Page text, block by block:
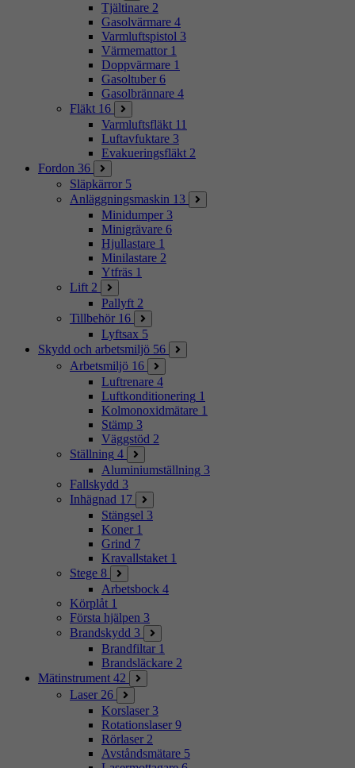
Tjältinare 2
Gasolvärmare 4
Varmluftspistol 3
Värmemattor 1
Doppvärmare 1
Gasoltuber 6
Gasolbrännare 4
Fläkt 16
Varmluftsfläkt 11
Luftavfuktare 3
Evakueringsfläkt 2
Fordon 36
Släpkärror 5
Anläggningsmaskin 13
Minidumper 3
Minigrävare 6
Hjullastare 1
Minilastare 2
Ytfräs 1
Lift 2
Pallyft 2
Tillbehör 16
Lyftsax 5
Skydd och arbetsmiljö 56
Arbetsmiljö 16
Luftrenare 4
Luftkonditionering 1
Kolmonoxidmätare 1
Stämp 3
Väggstöd 2
Ställning 4
Aluminiumställning 3
Fallskydd 3
Inhägnad 17
Stängsel 3
Koner 1
Grind 7
Kravallstaket 1
Stege 8
Arbetsbock 4
Körplåt 1
Första hjälpen 3
Brandskydd 3
Brandfiltar 1
Brandsläckare 2
Mätinstrument 42
Laser 26
Korslaser 3
Rotationslaser 9
Rörlaser 2
Avståndsmätare 5